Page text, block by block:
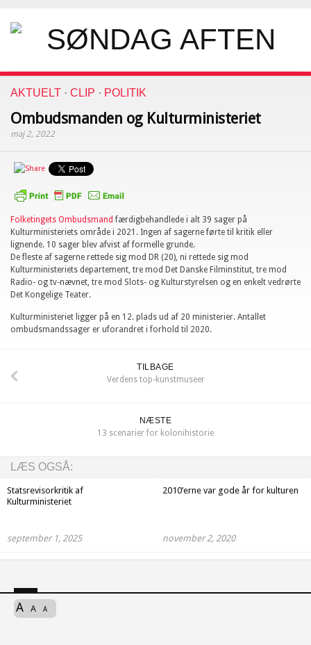
AKTUELT · CLIP · POLITIK
Ombudsmanden og Kulturministeriet
maj 2, 2022
Folketingets Ombudsmand færdigbehandlede i alt 39 sager på
Kulturministeriets område i 2021. Ingen af sagerne førte til kritik eller
lignende. 10 sager blev afvist af formelle grunde.
De fleste af sagerne rettede sig mod DR (20), ni rettede sig mod
Kulturministeriets departement, tre mod Det Danske Filminstitut, tre mod
Radio- og tv-nævnet, tre mod Slots- og Kulturstyrelsen og en enkelt vedrørte
Det Kongelige Teater.
Kulturministeriet ligger på en 12. plads ud af 20 ministerier. Antallet
ombudsmandssager er uforandret i forhold til 2020.
TILBAGE
Verdens top-kunstmuseer
NÆSTE
13 scenarier for kolonihistorie
LÆS OGSÅ:
Statsrevisorkritik af
Kulturministeriet
september 1, 2025
2010’erne var gode år for kulturen
november 2, 2020
A A A